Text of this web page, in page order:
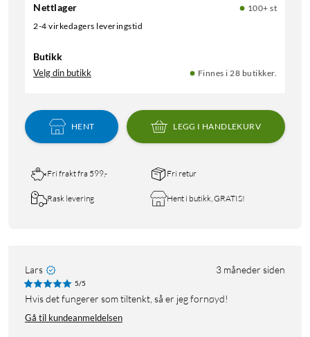
Nettlager
100+ st
2-4 virkedagers leveringstid
Butikk
Velg din butikk Finnes i 28 butikker.
HENT LEGG I HANDLEKURV
Fri frakt fra 599,- Fri retur
Rask levering Hent i butikk, GRATIS!
Lars 3 måneder siden
5/5
Hvis det fungerer som tiltenkt, så er jeg fornøyd!
Gå til kundeanmeldelsen